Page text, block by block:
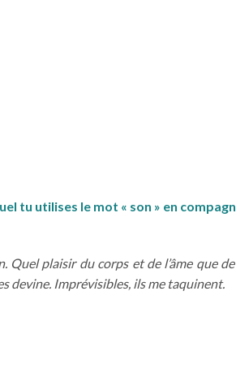
tu utilises le mot « son » en
plaisir du corps et de l’âme que
devine. Imprévisibles, ils me taquinent.